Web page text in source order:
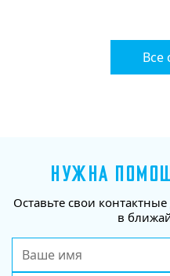
Все
НУЖНА
Оставьте свои
в